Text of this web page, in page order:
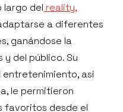
largo del reality,
a diferentes
ganándose la
del público. Su
entretenimiento, así
le permitieron
favoritos desde el